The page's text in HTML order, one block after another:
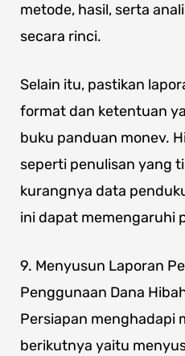
metode, hasil, serta
secara rinci.
Selain itu, pastikan
format dan ketentuan
buku panduan monev.
seperti penulisan yang
kurangnya data
ini dapat memengaruhi
9. Menyusun Laporan
Penggunaan Dana
Persiapan menghadapi
berikutnya yaitu